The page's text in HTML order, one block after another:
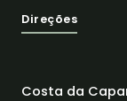
Direções
Costa da